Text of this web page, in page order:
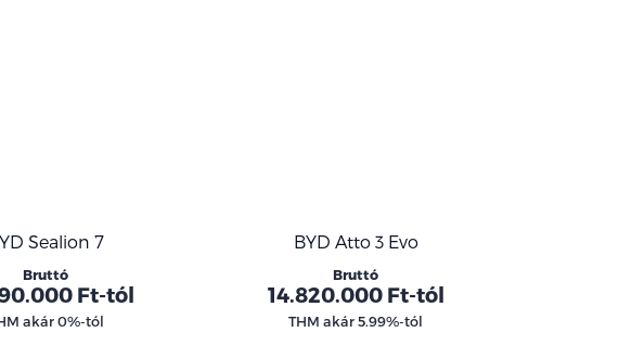
Sealion 7
Bruttó
Ft-tól
akár 0%-tól
BYD Atto 3 Evo
Bruttó
14.820.000 Ft-tól
THM akár 5.99%-tól